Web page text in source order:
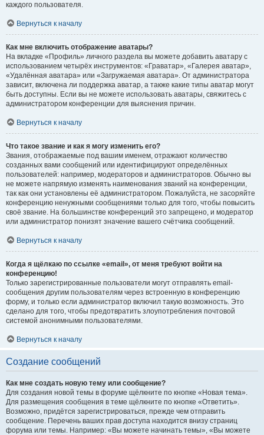
каждого пользователя.
Вернуться к началу
Как мне включить отображение аватары?
На вкладке «Профиль» личного раздела вы можете добавить аватару с
использованием четырёх инструментов: «Граватар», «Галерея аватар»,
«Удалённая аватара» или «Загружаемая аватара». От администратора
зависит, включена ли поддержка аватар, а также какие типы аватар могут
быть доступны. Если вы не можете использовать аватары, свяжитесь с
администратором конференции для выяснения причин.
Вернуться к началу
Что такое звание и как я могу изменить его?
Звания, отображаемые под вашим именем, отражают количество
созданных вами сообщений или идентифицируют определённых
пользователей: например, модераторов и администраторов. Обычно вы
не можете напрямую изменять наименования званий на конференции,
так как они установлены её администратором. Пожалуйста, не засоряйте
конференцию ненужными сообщениями только для того, чтобы повысить
своё звание. На большинстве конференций это запрещено, и модератор
или администратор понизят значение вашего счётчика сообщений.
Вернуться к началу
Когда я щёлкаю по ссылке «email», от меня требуют войти на
конференцию!
Только зарегистрированные пользователи могут отправлять email-
сообщения другим пользователям через встроенную в конференцию
форму, и только если администратор включил такую возможность. Это
сделано для того, чтобы предотвратить злоупотребления почтовой
системой анонимными пользователями.
Вернуться к началу
Создание сообщений
Как мне создать новую тему или сообщение?
Для создания новой темы в форуме щёлкните по кнопке «Новая тема».
Для размещения сообщения в теме щёлкните по кнопке «Ответить».
Возможно, придётся зарегистрироваться, прежде чем отправить
сообщение. Перечень ваших прав доступа находится внизу страниц
форума или темы. Например: «Вы можете начинать темы», «Вы можете